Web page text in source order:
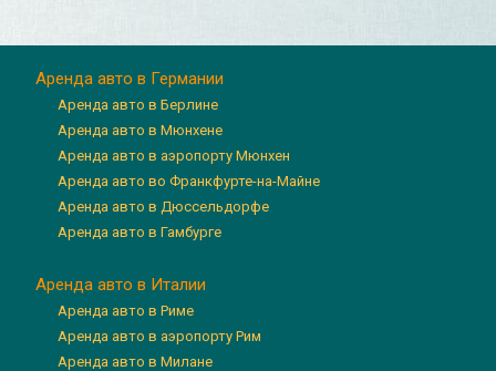
Аренда авто в Германии
Аренда авто в Берлине
Аренда авто в Мюнхене
Аренда авто в аэропорту Мюнхен
Аренда авто во Франкфурте-на-Майне
Аренда авто в Дюссельдорфе
Аренда авто в Гамбурге
Аренда авто в Италии
Аренда авто в Риме
Аренда авто в аэропорту Рим
Аренда авто в Милане